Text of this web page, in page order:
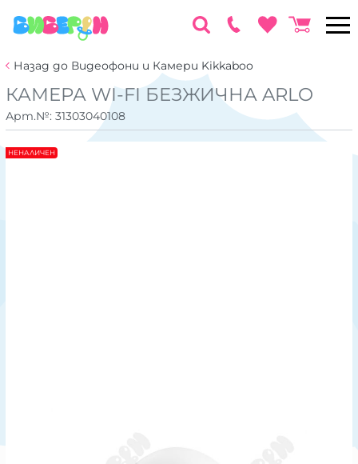
Назад до Видеофони и Камери Kikkaboo
КАМЕРА WI-FI БЕЗЖИЧНА ARLO
Арт.№: 31303040108
НЕНАЛИЧЕН